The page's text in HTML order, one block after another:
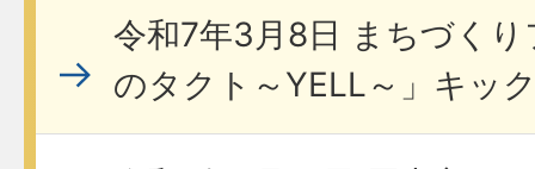
令和7年3月8日 まちづく
のタクト～YELL～」キッ